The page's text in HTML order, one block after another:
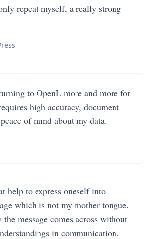
repeat myself, a really strong
to OpenL more and more for
high accuracy, document
of mind about my data.
help to express oneself into
which is not my mother tongue.
message comes across without
in communication.